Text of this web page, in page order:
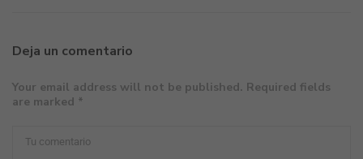
Deja un comentario
Your email address will not be published. Required fields
are marked *